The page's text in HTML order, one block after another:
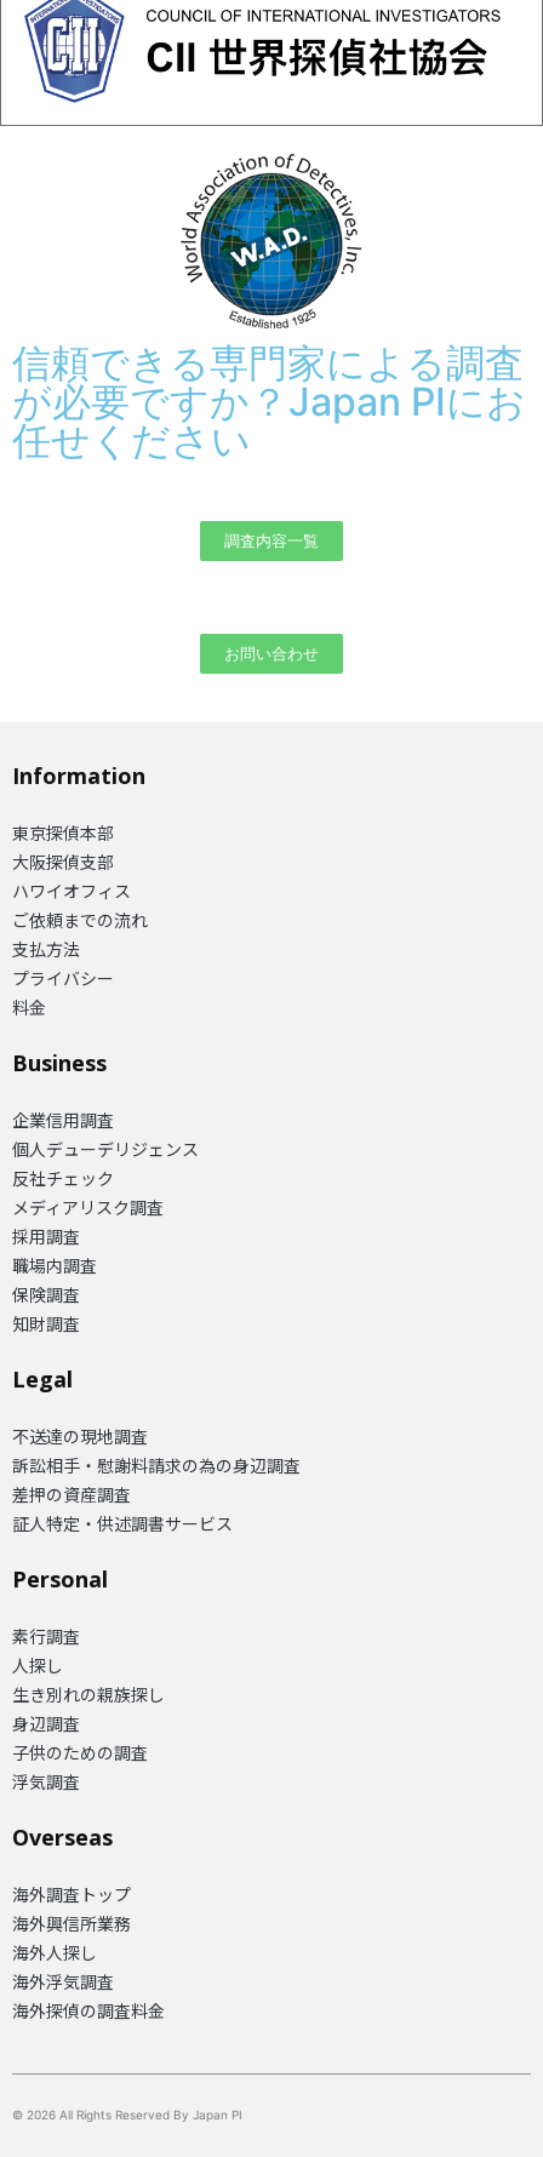
信頼できる専門家による調査
が必要ですか？Japan PIにお
任せください
調査内容一覧
お問い合わせ
Information
東京探偵本部
大阪探偵支部
ハワイオフィス
ご依頼までの流れ
支払方法
プライバシー
料金
Business
企業信用調査
個人デューデリジェンス
反社チェック
メディアリスク調査
採用調査
職場内調査
保険調査
知財調査
Legal
不送達の現地調査
訴訟相手・慰謝料請求の為の身辺調査
差押の資産調査
証人特定・供述調書サービス
Personal
素行調査
人探し
生き別れの親族探し
身辺調査
子供のための調査
浮気調査
Overseas​
海外調査トップ
海外興信所業務
海外人探し
海外浮気調査
海外探偵の調査料金
© 2026 All Rights Reserved By Japan PI